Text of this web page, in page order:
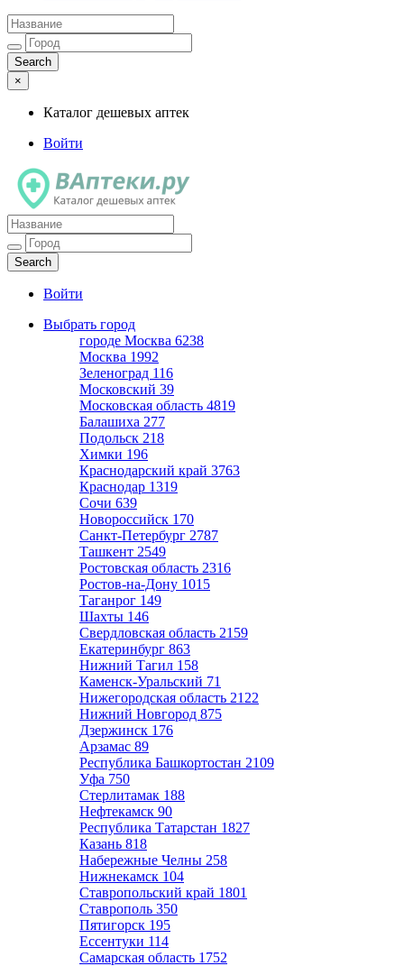
×
Каталог дешевых аптек
Войти
Каталог дешевых аптек
Войти
Выбрать город
городе Москва 6238
Москва 1992
Зеленоград 116
Московский 39
Московская область 4819
Балашиха 277
Подольск 218
Химки 196
Краснодарский край 3763
Краснодар 1319
Сочи 639
Новороссийск 170
Санкт-Петербург 2787
Ташкент 2549
Ростовская область 2316
Ростов-на-Дону 1015
Таганрог 149
Шахты 146
Свердловская область 2159
Екатеринбург 863
Нижний Тагил 158
Каменск-Уральский 71
Нижегородская область 2122
Нижний Новгород 875
Дзержинск 176
Арзамас 89
Республика Башкортостан 2109
Уфа 750
Стерлитамак 188
Нефтекамск 90
Республика Татарстан 1827
Казань 818
Набережные Челны 258
Нижнекамск 104
Ставропольский край 1801
Ставрополь 350
Пятигорск 195
Ессентуки 114
Самарская область 1752